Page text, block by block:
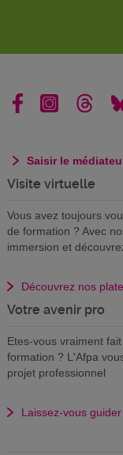
Saisir le
Visite virtuelle
Vous avez toujours
de formation ? Avec
immersion et
Découvrez nos
Votre avenir pro
Etes-vous vraiment
formation ? L'Afpa
projet professionnel
Laissez-vous guider